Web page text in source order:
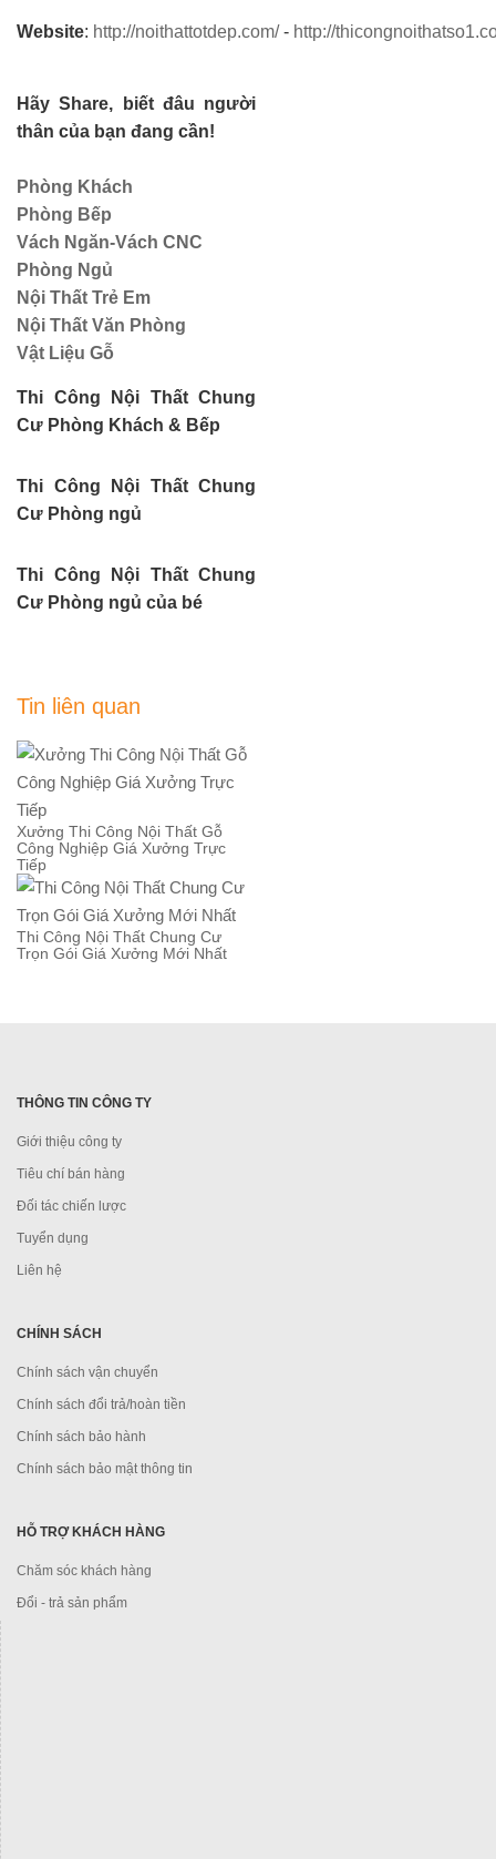
Website: http://noithattotdep.com/- http://
Hãy Share, biết đâu người
thân của bạn đang cần!
Phòng Khách
Phòng Bếp
Vách Ngăn-Vách CNC
Phòng Ngủ
Nội Thất Trẻ Em
Nội Thất Văn Phòng
Vật Liệu Gỗ
Thi Công Nội Thất Chung
Cư Phòng Khách & Bếp
Thi Công Nội Thất Chung
Cư Phòng ngủ
Thi Công Nội Thất Chung
Cư Phòng ngủ của bé
Tin liên quan
Xưởng Thi Công Nội Thất Gỗ
Công Nghiệp Giá Xưởng Trực
Tiếp
Thi Công Nội Thất Chung Cư
Trọn Gói Giá Xưởng Mới Nhất
THÔNG TIN CÔNG TY
Giới thiệu công ty
Tiêu chí bán hàng
Đối tác chiến lược
Tuyển dụng
Liên hệ
CHÍNH SÁCH
Chính sách vận chuyển
Chính sách đổi trả/hoàn tiền
Chính sách bảo hành
Chính sách bảo mật thông tin
HỖ TRỢ KHÁCH HÀNG
Chăm sóc khách hàng
Đổi - trả sản phẩm